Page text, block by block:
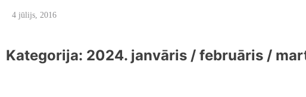
4 jūlijs, 2016
Kategorija: 2024. janvāris / februāris /
2024. JANVĀRIS /
2024. JANVĀRIS /